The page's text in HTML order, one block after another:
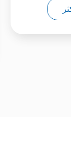
يتعلم أكثر